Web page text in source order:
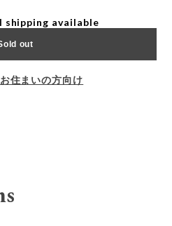
available
out
住まいの方向け